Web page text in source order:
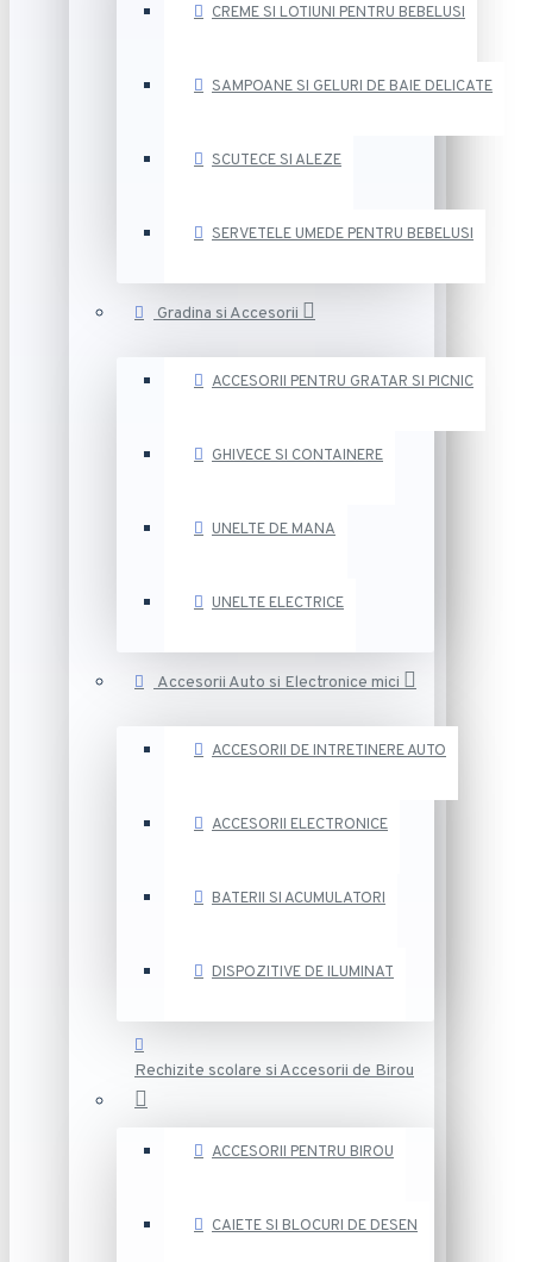
CREME SI LOTIUNI PENTRU BEBELUSI
SAMPOANE SI GELURI DE BAIE DELICATE
SCUTECE SI ALEZE
SERVETELE UMEDE PENTRU BEBELUSI
Gradina si Accesorii
ACCESORII PENTRU GRATAR SI PICNIC
GHIVECE SI CONTAINERE
UNELTE DE MANA
UNELTE ELECTRICE
Accesorii Auto si Electronice mici
ACCESORII DE INTRETINERE AUTO
ACCESORII ELECTRONICE
BATERII SI ACUMULATORI
DISPOZITIVE DE ILUMINAT
Rechizite scolare si Accesorii de Birou
ACCESORII PENTRU BIROU
CAIETE SI BLOCURI DE DESEN